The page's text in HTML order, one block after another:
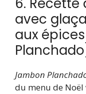
avec
aux
Jambon
du menu de Noël